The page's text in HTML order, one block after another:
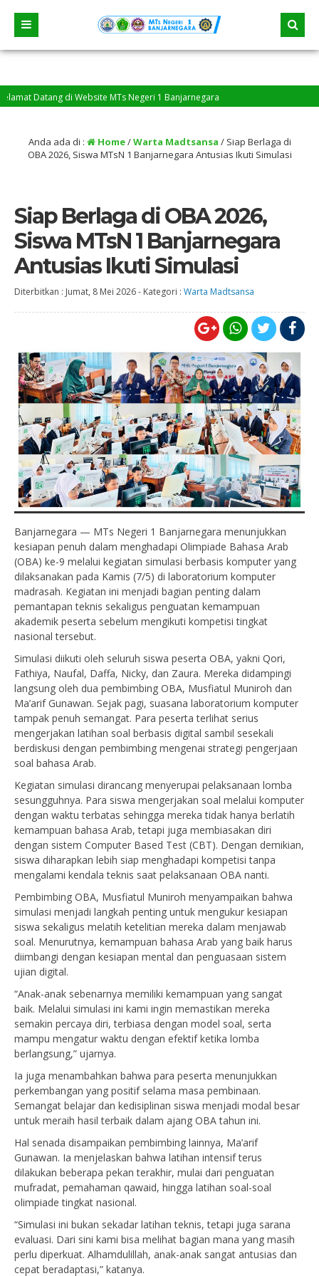
Datang di Website MTs Negeri 1 Banjarnegara
Anda ada di : Home/Warta Madtsansa / Siap Berlaga di
OBA 2026, Siswa MTsN 1 Banjarnegara Antusias Ikuti Simulasi
Siap Berlaga di OBA 2026,
Siswa MTsN 1 Banjarnegara
Antusias Ikuti Simulasi
Diterbitkan : Jumat, 8 Mei 2026- Kategori : Warta Madtsansa
Banjarnegara — MTs Negeri 1 Banjarnegara menunjukkan
kesiapan penuh dalam menghadapi Olimpiade Bahasa Arab
(OBA) ke-9 melalui kegiatan simulasi berbasis komputer yang
dilaksanakan pada Kamis (7/5) di laboratorium komputer
madrasah. Kegiatan ini menjadi bagian penting dalam
pemantapan teknis sekaligus penguatan kemampuan
akademik peserta sebelum mengikuti kompetisi tingkat
nasional tersebut.
Simulasi diikuti oleh seluruh siswa peserta OBA, yakni Qori,
Fathiya, Naufal, Daffa, Nicky, dan Zaura. Mereka didampingi
langsung oleh dua pembimbing OBA, Musfiatul Muniroh dan
Ma’arif Gunawan. Sejak pagi, suasana laboratorium komputer
tampak penuh semangat. Para peserta terlihat serius
mengerjakan latihan soal berbasis digital sambil sesekali
berdiskusi dengan pembimbing mengenai strategi pengerjaan
soal bahasa Arab.
Kegiatan simulasi dirancang menyerupai pelaksanaan lomba
sesungguhnya. Para siswa mengerjakan soal melalui komputer
dengan waktu terbatas sehingga mereka tidak hanya berlatih
kemampuan bahasa Arab, tetapi juga membiasakan diri
dengan sistem Computer Based Test (CBT). Dengan demikian,
siswa diharapkan lebih siap menghadapi kompetisi tanpa
mengalami kendala teknis saat pelaksanaan OBA nanti.
Pembimbing OBA, Musfiatul Muniroh menyampaikan bahwa
simulasi menjadi langkah penting untuk mengukur kesiapan
siswa sekaligus melatih ketelitian mereka dalam menjawab
soal. Menurutnya, kemampuan bahasa Arab yang baik harus
diimbangi dengan kesiapan mental dan penguasaan sistem
ujian digital.
“Anak-anak sebenarnya memiliki kemampuan yang sangat
baik. Melalui simulasi ini kami ingin memastikan mereka
semakin percaya diri, terbiasa dengan model soal, serta
mampu mengatur waktu dengan efektif ketika lomba
berlangsung,” ujarnya.
Ia juga menambahkan bahwa para peserta menunjukkan
perkembangan yang positif selama masa pembinaan.
Semangat belajar dan kedisiplinan siswa menjadi modal besar
untuk meraih hasil terbaik dalam ajang OBA tahun ini.
Hal senada disampaikan pembimbing lainnya, Ma’arif
Gunawan. Ia menjelaskan bahwa latihan intensif terus
dilakukan beberapa pekan terakhir, mulai dari penguatan
mufradat, pemahaman qawaid, hingga latihan soal-soal
olimpiade tingkat nasional.
“Simulasi ini bukan sekadar latihan teknis, tetapi juga sarana
evaluasi. Dari sini kami bisa melihat bagian mana yang masih
perlu diperkuat. Alhamdulillah, anak-anak sangat antusias dan
cepat beradaptasi,” katanya.